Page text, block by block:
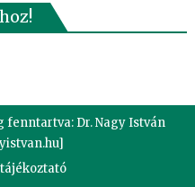
Dr. Nagy István